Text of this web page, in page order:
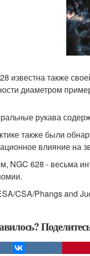
известна также
диаметром
рукава
также были
влияние на
NGC 628 - весьма
CSA/Phangs and